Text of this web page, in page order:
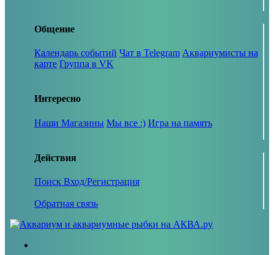
Общение
Календарь событий Чат в Telegram Аквариумисты на
карте Группа в VK
Интересно
Наши Магазины Мы все :) Игра на память
Действия
Поиск Вход/Регистрация
Обратная связь